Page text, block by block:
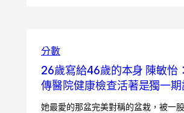
分數
26歲寫給46歲的本身 陳敏怡
傳醫院健康檢查活著是獨一期
她最愛的那盆完美對稱的盆栽，被一